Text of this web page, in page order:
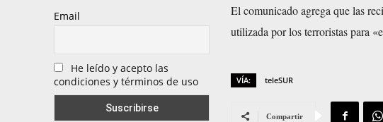
Email
He leído y acepto las
condiciones y términos de uso
El comunicado agrega que las
utilizada por los terroristas para
VÍA: teleSUR
Compartir